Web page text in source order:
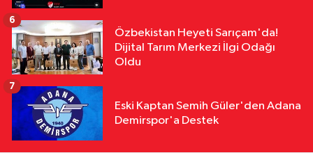
Özbekistan Heyeti Sarıçam'da!
Dijital Tarım Merkezi İlgi Odağı
Oldu
6
Eski Kaptan Semih Güler'den Adana
Demirspor'a Destek
7